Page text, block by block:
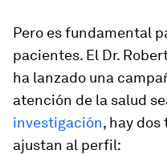
Pero es fundamental
pacientes. El Dr.
ha lanzado una
atención de la salud
investigación, hay dos
ajustan al perfil: